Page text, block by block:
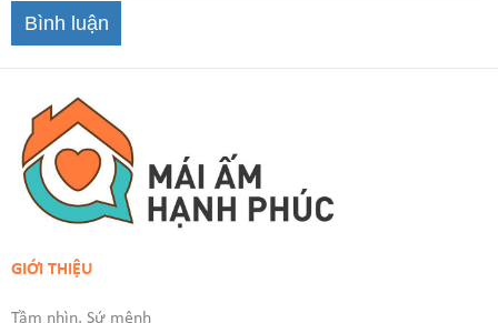
Bình luận
GIỚI THIỆU
Tầm nhìn, Sứ mệnh